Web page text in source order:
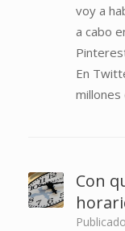
voy a
a cabo
En
Con